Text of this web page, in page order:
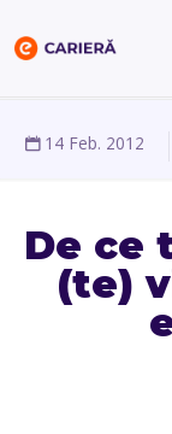
14 Feb. 2012
De ce
(te)